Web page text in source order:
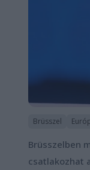
Brüsszel
Brüsszelben
csatlakozhat